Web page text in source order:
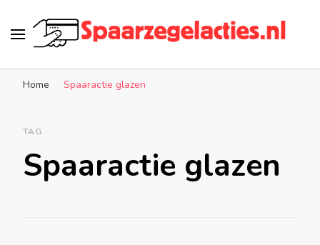
Home Spaaractie glazen
TAG
Spaaractie glazen